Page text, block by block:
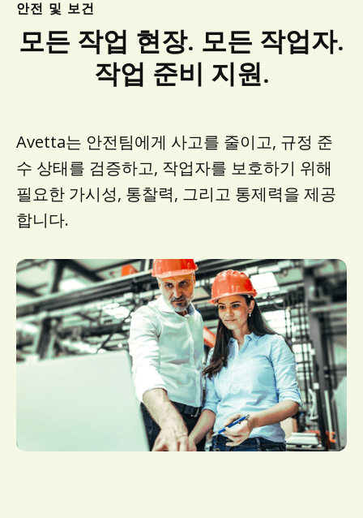
안전 및 보건
모든 작업 현장. 모든 작업자.
작업 준비 지원.
Avetta는 안전팀에게 사고를 줄이고, 규정 준
수 상태를 검증하고, 작업자를 보호하기 위해
필요한 가시성, 통찰력, 그리고 통제력을 제공
합니다.